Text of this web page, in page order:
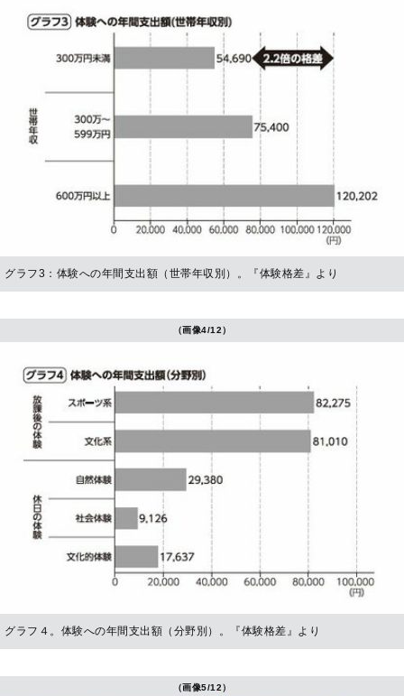
グラフ3：体験への年間支出額（世帯年収別）。『体験格差』より
（画像4/12）
グラフ４。体験への年間支出額（分野別）。『体験格差』より
（画像5/12）